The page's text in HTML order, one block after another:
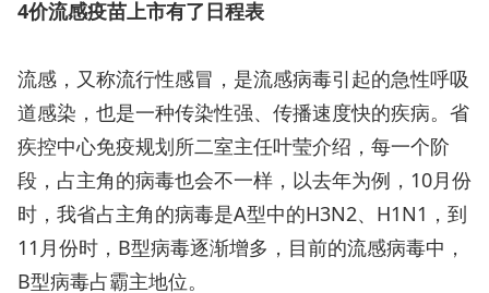
4价流感疫苗上市有了日程表
流感，又称流行性感冒，是流感病毒引起的急性呼吸
道感染，也是一种传染性强、传播速度快的疾病。省
疾控中心免疫规划所二室主任叶莹介绍，每一个阶
段，占主角的病毒也会不一样，以去年为例，10月份
时，我省占主角的病毒是A型中的H3N2、H1N1，到
11月份时，B型病毒逐渐增多，目前的流感病毒中，
B型病毒占霸主地位。